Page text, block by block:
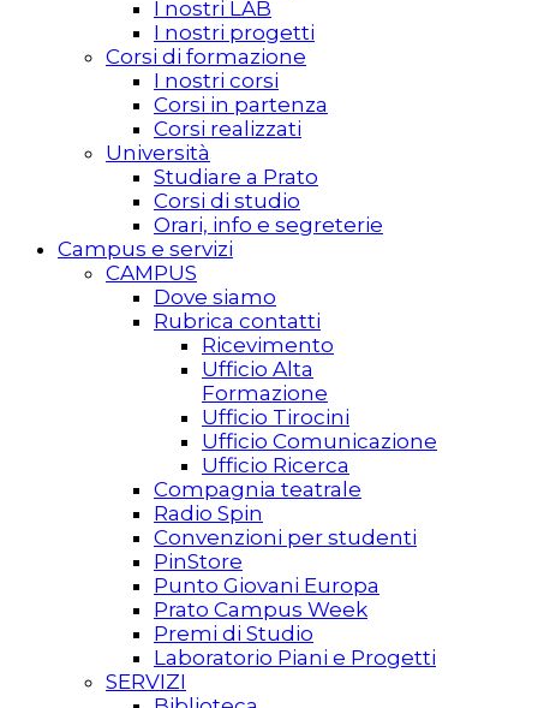
I nostri LAB
I nostri progetti
Corsi di formazione
I nostri corsi
Corsi in partenza
Corsi realizzati
Università
Studiare a Prato
Corsi di studio
Orari, info e segreterie
Campus e servizi
CAMPUS
Dove siamo
Rubrica contatti
Ricevimento
Ufficio Alta
Formazione
Ufficio Tirocini
Ufficio Comunicazione
Ufficio Ricerca
Compagnia teatrale
Radio Spin
Convenzioni per studenti
PinStore
Punto Giovani Europa
Prato Campus Week
Premi di Studio
Laboratorio Piani e Progetti
SERVIZI